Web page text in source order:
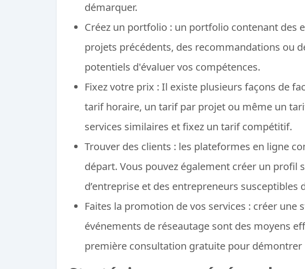
démarquer.
Créez un portfolio : un portfolio contenant des
projets précédents, des recommandations ou
potentiels d'évaluer vos compétences.
Fixez votre prix : Il existe plusieurs façons de
tarif horaire, un tarif par projet ou même un
services similaires et fixez un tarif compétitif.
Trouver des clients : les plateformes en ligne
départ. Vous pouvez également créer un profil
d’entreprise et des entrepreneurs susceptibles
Faites la promotion de vos services : créer
événements de réseautage sont des moyens
première consultation gratuite pour démontrer